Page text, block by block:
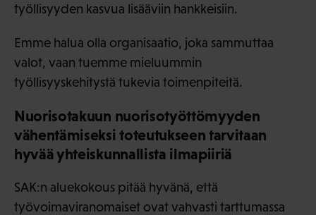
työllisyyden kasvua lisääviin hankkeisiin.
Emme halua olla organisaatio, joka sammuttaa
valot, vaan tuemme mieluummin
työllisyyskehitystä tukevia toimenpiteitä.
Nuorisotakuun nuorisotyöttömyyden
vähentämiseksi toteutukseen tarvitaan
hyvää yhteiskunnallista ilmapiiriä
SAK:n aluekokous pitää hyvänä, että
työvoimaviranomaiset ovat vahvasti tarttumassa